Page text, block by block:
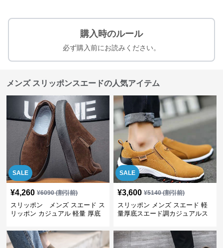
購入時のルール
必ず購入前にお読みください。
メンズ スリッポンスエードの人気アイテム
SALE
¥4,260 ¥6090(割引前)
スリッポン メンズ スエード ス
リッポン カジュアル 軽量 厚底
SALE
¥3,600 ¥5140(割引前)
スリッポン メンズ スエード 軽
量厚底スエード調カジュアルス